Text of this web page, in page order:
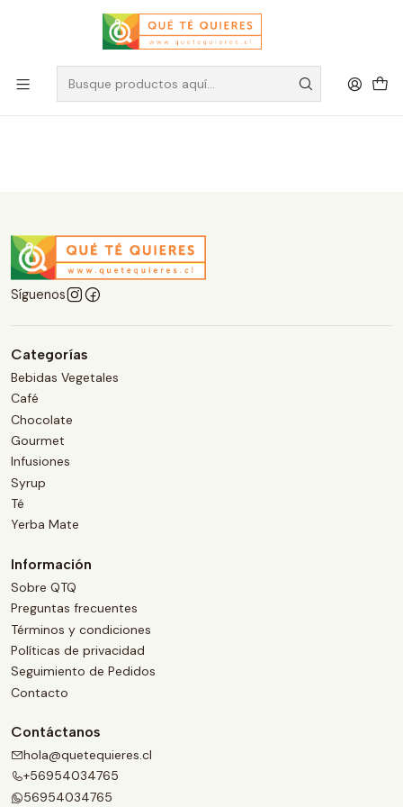
Té más vendido
Filtros
Síguenos
Categorías
Bebidas Vegetales
Café
Chocolate
Gourmet
Infusiones
Syrup
Té
Yerba Mate
Información
Sobre QTQ
Preguntas frecuentes
Términos y condiciones
Políticas de privacidad
Seguimiento de Pedidos
Contacto
Contáctanos
hola@quetequieres.cl
+56954034765
56954034765